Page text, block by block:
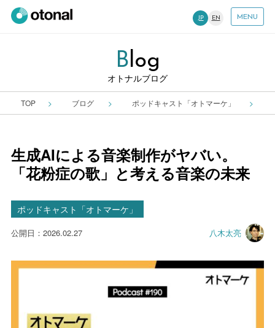
JP EN MENU
BLog
オトナルブログ
TOP ブログ ポッドキャスト「オトマーケ」
生成AIによる音楽制作がヤバい。
「花粉症の歌」と考える音楽の未来
ポッドキャスト「オトマーケ」
公開日：2026.02.27 八木太亮